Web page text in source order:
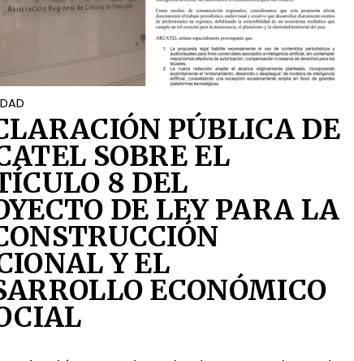
PÚBLICA DE
SOBRE EL
8 DEL
DE LEY PARA LA
Y EL
ECONÓMICO